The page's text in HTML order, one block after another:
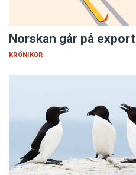
Norskan går på export
KRÖNIKOR